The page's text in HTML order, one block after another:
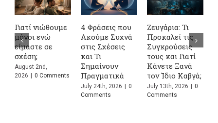
Γιατί νιώθουμε
μόνοι ενώ
είμαστε σε
σχέση;
August 2nd,
2026 | 0 Comments
4 Φράσεις που
Ακούμε Συχνά
στις Σχέσεις
και Τι
Σημαίνουν
Πραγματικά
July 24th, 2026 | 0
Comments
Ζευγάρια: Τι
Προκαλεί τις
Συγκρούσεις
τους και Γιατί
Κάνετε Ξανά
τον Ίδιο Καβγά;
July 13th, 2026 | 0
Comments